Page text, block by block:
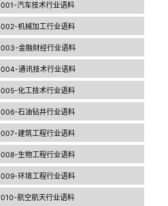
001-汽车技术行业语料
002-机械加工行业语料
003-金融财经行业语料
004-通讯技术行业语料
005-化工技术行业语料
006-石油钻井行业语料
007-建筑工程行业语料
008-生物工程行业语料
009-环境工程行业语料
010-航空航天行业语料